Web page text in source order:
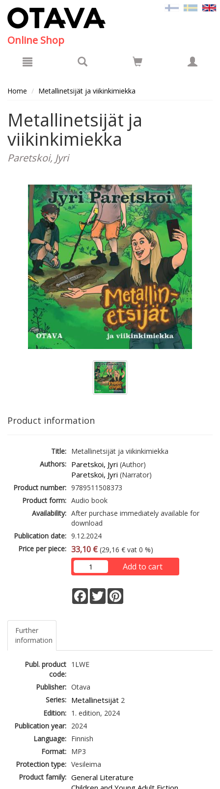
Online Shop
Home Metallinetsijät ja viikinkimiekka
Metallinetsijät ja
viikinkimiekka
Paretskoi, Jyri
Product information
Title: Metallinetsijät ja viikinkimiekka
Authors: Paretskoi, Jyri (Author)
Paretskoi, Jyri (Narrator)
Product number: 9789511508373
Product form: Audio book
Availability: After purchase immediately available for
download
Publication date: 9.12.2024
Price per piece: 33,10 € (29,16 € vat 0 %)
Add to cart
Facebook
Twitter
Further
information
Publ. product
code:
1LWE
Publisher: Otava
Series: Metallinetsijät 2
Edition: 1. edition, 2024
Publication year: 2024
Language: Finnish
Format: MP3
Protection type: Vesileima
Product family: General Literature